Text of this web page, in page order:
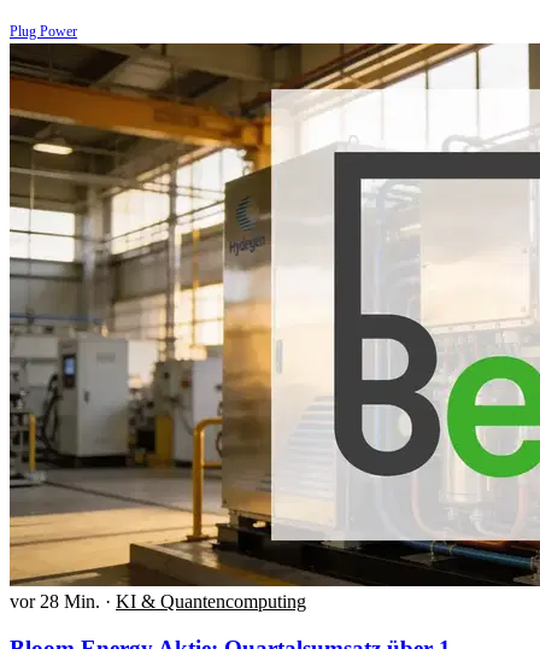
Plug Power
vor 28 Min. · KI & Quantencomputing